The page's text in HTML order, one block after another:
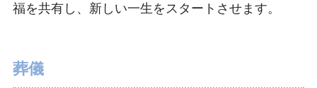
福を共有し、新しい一生をスタートさせます。
葬儀